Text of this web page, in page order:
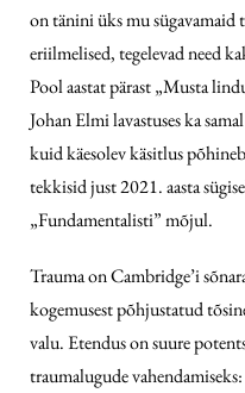
on tänini üks mu
eriilmelised, tegelevad need
Pool aastat pärast „Musta
Johan Elmi lavastuses ka
kuid käesolev käsitlus
tekkisid just 2021. aasta
„Fundamentalisti” mõjul.
Trauma on Cambridge’i
kogemusest põhjustatud
valu. Etendus on suure
traumalugude